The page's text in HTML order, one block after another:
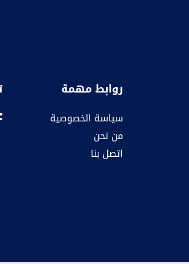
روابط مهمة
سياسة الخصوصية
من نحن
اتصل بنا